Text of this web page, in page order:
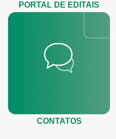
PORTAL DE EDITAIS
CONTATOS